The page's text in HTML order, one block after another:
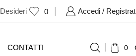
0 Accedi /
CONTATTI 0